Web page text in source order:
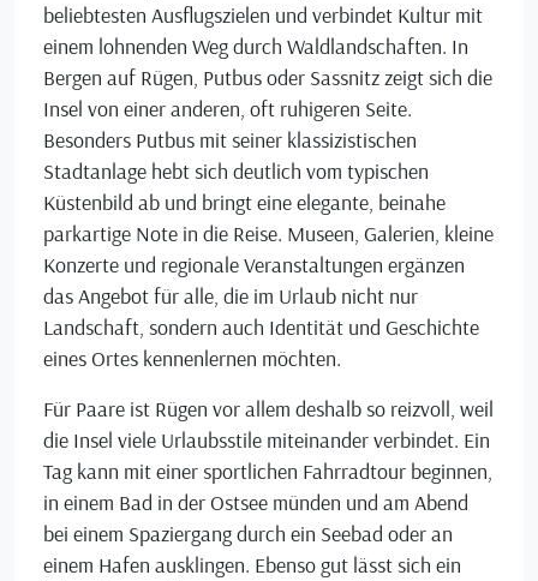
beliebtesten Ausflugszielen und verbindet Kultur mit
einem lohnenden Weg durch Waldlandschaften. In
Bergen auf Rügen, Putbus oder Sassnitz zeigt sich die
Insel von einer anderen, oft ruhigeren Seite.
Besonders Putbus mit seiner klassizistischen
Stadtanlage hebt sich deutlich vom typischen
Küstenbild ab und bringt eine elegante, beinahe
parkartige Note in die Reise. Museen, Galerien, kleine
Konzerte und regionale Veranstaltungen ergänzen
das Angebot für alle, die im Urlaub nicht nur
Landschaft, sondern auch Identität und Geschichte
eines Ortes kennenlernen möchten.
Für Paare ist Rügen vor allem deshalb so reizvoll, weil
die Insel viele Urlaubsstile miteinander verbindet. Ein
Tag kann mit einer sportlichen Fahrradtour beginnen,
in einem Bad in der Ostsee münden und am Abend
bei einem Spaziergang durch ein Seebad oder an
einem Hafen ausklingen. Ebenso gut lässt sich ein